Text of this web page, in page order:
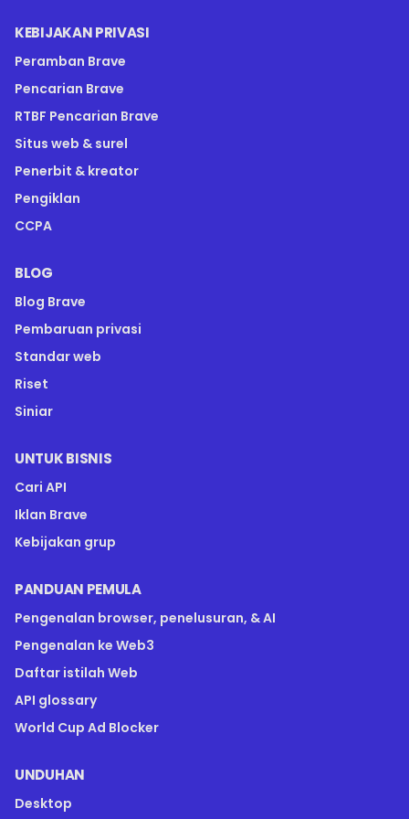
KEBIJAKAN PRIVASI
Peramban Brave
Pencarian Brave
RTBF Pencarian Brave
Situs web & surel
Penerbit & kreator
Pengiklan
CCPA
BLOG
Blog Brave
Pembaruan privasi
Standar web
Riset
Siniar
UNTUK BISNIS
Cari API
Iklan Brave
Kebijakan grup
PANDUAN PEMULA
Pengenalan browser, penelusuran, & AI
Pengenalan ke Web3
Daftar istilah Web
API glossary
World Cup Ad Blocker
UNDUHAN
Desktop